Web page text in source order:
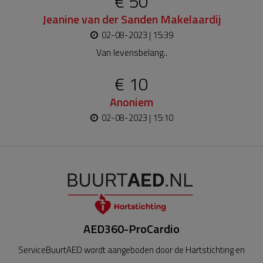
Jeanine van der Sanden Makelaardij
02-08-2023 | 15:39
Van levensbelang..
€ 10
Anoniem
02-08-2023 | 15:10
AED360-ProCardio
ServiceBuurtAED wordt aangeboden door de Hartstichting en